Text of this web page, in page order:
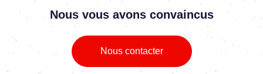
Nous vous avons convaincus
Nous contacter